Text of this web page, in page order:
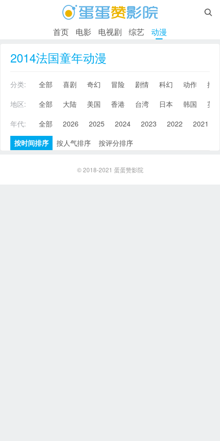

首页 电影 电视剧 综艺 动漫
2014法国童年动漫
分类: 全部 喜剧 奇幻 冒险 剧情 科幻 动作
搞
地区:
全部 大陆 美国 香港 台湾 日本 韩国
英
年代:
全部 2026 2025 2024 2023 2022 2021
按时间排序
按人气排序 按评分排序
© 2018-2021 蛋蛋赞影院